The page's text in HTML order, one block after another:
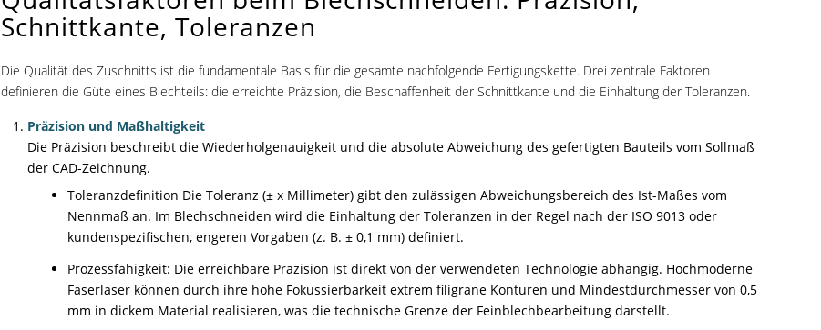
Schnittkante, Toleranzen
Die Qualität des Zuschnitts ist die fundamentale Basis für die gesamte nachfolgende Fertigungskette. Drei zentrale Faktoren
definieren die Güte eines Blechteils: die erreichte Präzision, die Beschaffenheit der Schnittkante und die Einhaltung der Toleranzen.
Präzision und Maßhaltigkeit
Die Präzision beschreibt die Wiederholgenauigkeit und die absolute Abweichung des gefertigten Bauteils vom Sollmaß
der CAD-Zeichnung.
Toleranzdefinition Die Toleranz (± x Millimeter) gibt den zulässigen Abweichungsbereich des Ist-Maßes vom
Nennmaß an. Im Blechschneiden wird die Einhaltung der Toleranzen in der Regel nach der ISO 9013 oder
kundenspezifischen, engeren Vorgaben (z. B. ± 0,1 mm) definiert.
Prozessfähigkeit: Die erreichbare Präzision ist direkt von der verwendeten Technologie abhängig. Hochmoderne
Faserlaser können durch ihre hohe Fokussierbarkeit extrem filigrane Konturen und Mindestdurchmesser von 0,5
mm in dickem Material realisieren, was die technische Grenze der Feinblechbearbeitung darstellt.